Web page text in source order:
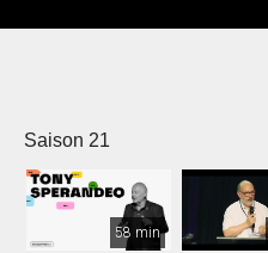
Saison 21
58 min